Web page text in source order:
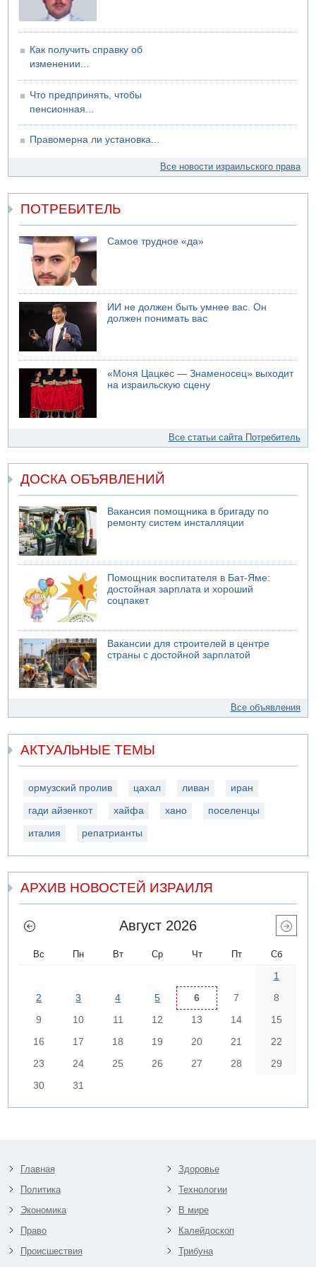
Как получить справку об
изменении...
Что предпринять, чтобы
пенсионная...
Правомерна ли установка...
Все новости израильского права
ПОТРЕБИТЕЛЬ
Самое трудное «да»
ИИ не должен быть умнее вас. Он
должен понимать вас
«Моня Цацкес — Знаменосец» выходит
на израильскую сцену
Все статьи сайта Потребитель
ДОСКА ОБЪЯВЛЕНИЙ
Вакансия помощника в бригаду по
ремонту систем инсталляции
Помощник воспитателя в Бат-Яме:
достойная зарплата и хороший
соцпакет
Вакансии для строителей в центре
страны с достойной зарплатой
Все объявления
АКТУАЛЬНЫЕ ТЕМЫ
ормузский пролив цахал ливан иран
гади айзенкот хайфа хано поселенцы
италия репатрианты
АРХИВ НОВОСТЕЙ ИЗРАИЛЯ
Август 2026
Вс Пн Вт Ср Чт Пт Сб
1
2
3 4 5 6 7
8
9
10 11 12 13 14
15
16
17 18 19 20 21
22
23
24 25 26 27 28
29
30
31
Главная
Политика
Экономика
Право
Происшествия
Здоровье
Технологии
В мире
Калейдоскоп
Трибуна